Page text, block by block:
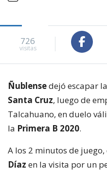
726
visitas
Ñublensedejó escapar
Santa Cruz, luego de
Talcahuano, en duelo
la Primera B 2020.
A los 2 minutos de
Díaz en la visita por un